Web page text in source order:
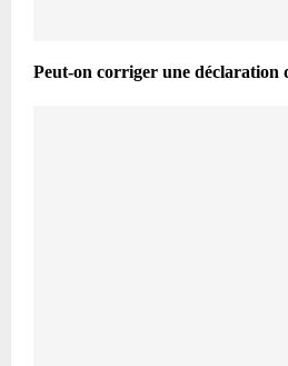
Peut-on corriger une déclaration